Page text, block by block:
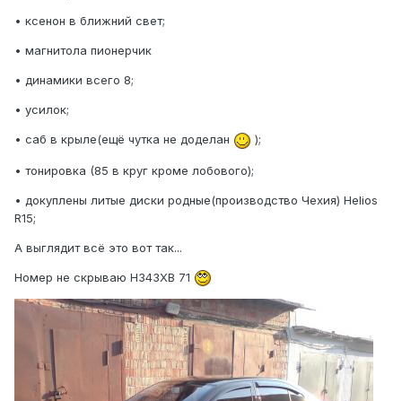
• ксенон в ближний свет;
• магнитола пионерчик
• динамики всего 8;
• усилок;
• саб в крыле(ещё чутка не доделан );
• тонировка (85 в круг кроме лобового);
• докуплены литые диски родные(производство Чехия) Helios
R15;
А выглядит всё это вот так...
Номер не скрываю Н343ХВ 71